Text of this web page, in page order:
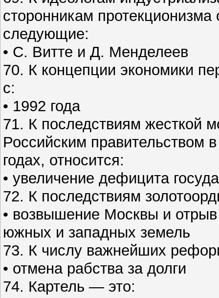
сторонникам протекционизма
следующие:
• С. Витте и Д. Менделеев
70. К концепции экономики
с:
• 1992 года
71. К последствиям жесткой
Российским правительством
годах, относится:
• увеличение дефицита
72. К последствиям
• возвышение Москвы и
южных и западных земель
73. К числу важнейших
• отмена рабства за долги
74. Картель — это: